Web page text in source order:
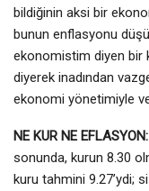
bildiğinin aksi bir
bunun enflasyonu
ekonomistim diyen bir
diyerek inadından
ekonomi yönetimiyle
NE KUR NE EFLASYON:
sonunda, kurun 8.30
kuru tahmini 9.27’ydi;